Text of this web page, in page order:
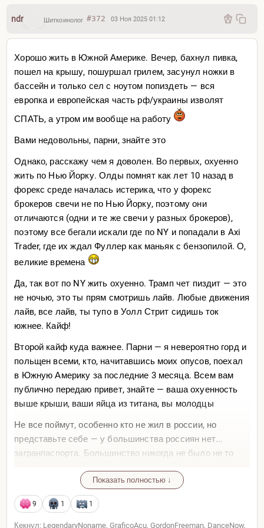
ndr Шиткоинолог #372 03 Ноя 2025 01:12
Хорошо жить в Южной Америке. Вечер, бахнул пивка,
пошел на крышу, пошуршал грилем, засунул ножки в
бассейн и только сел с ноутом попиздеть — вся
европка и европейская часть рф/украины изволят
СПАТЬ, а утром им вообще на работу
Вами недовольны, парни, знайте это
Однако, расскажу чем я доволен. Во первых, охуенно
жить по Нью Йорку. Олды помнят как лет 10 назад в
форекс среде началась истерика, что у форекс
брокеров свечи не по Нью Йорку, поэтому они
отличаются (одни и те же свечи у разных брокеров),
поэтому все бегали искали где по NY и попадали в Axi
Trader, где их ждал Фуллер как маньяк с бензопилой. О,
великие времена
Да, так вот по NY жить охуенно. Трамп чет пиздит — это
не ночью, это ты прям смотришь лайв. Любые движения
лайв, все лайв, ты тупо в Уолл Стрит сидишь ток
южнее. Кайф!
Второй кайф куда важнее. Парни — я невероятно горд и
польщен всеми, кто, начитавшись моих опусов, поехал
в Южную Америку за последние 3 месяца. Всем вам
публично передаю привет, знайте — ваша охуенность
выше крыши, ваши яйца из титана, вы молодцы
Не все поймут, особенно кто не жил в россии, но
представьте себе — у большинства россиян нет...
загранпаспорта. Большинство никогда не было не то
своего же государства, такой прикол. Многие никогда не
летали на самолете!
Показать полностью ↓
9 1 1
Кекнул: LegendaryNoname, GraficoAcu, GordonFreeman, DanceNow,